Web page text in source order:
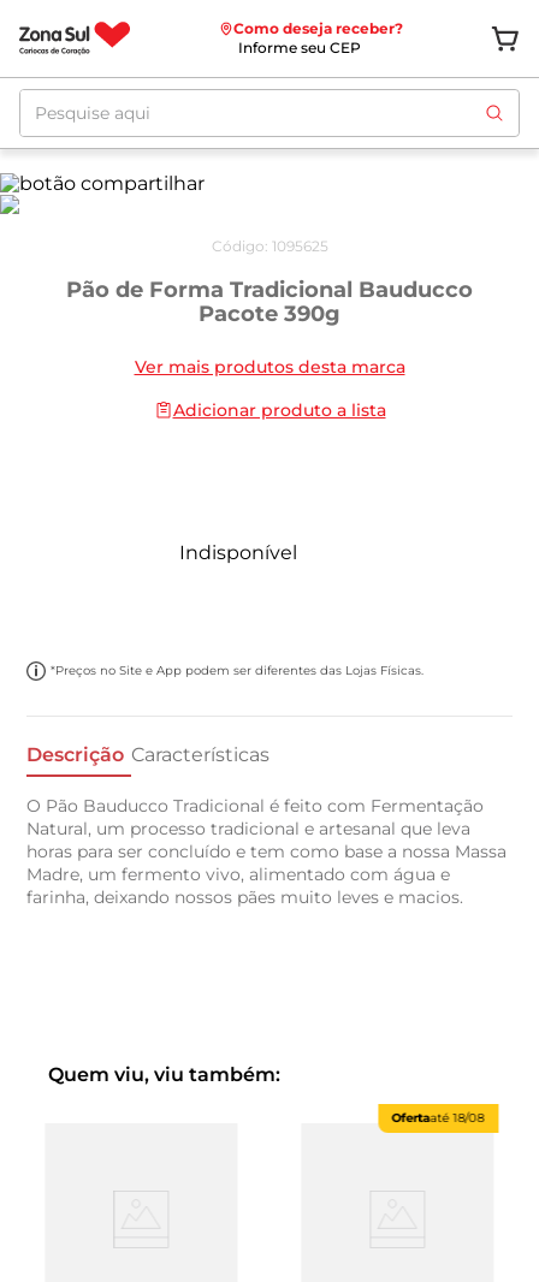
Como deseja receber?
Informe seu CEP
Pesquise aqui
Código: 1095625
Pão de Forma Tradicional Bauducco
Pacote 390g
Ver mais produtos desta marca
Adicionar produto a lista
Indisponível
*Preços no Site e App podem ser diferentes das Lojas Físicas.
Descrição Características
O Pão Bauducco Tradicional é feito com Fermentação
Natural, um processo tradicional e artesanal que leva
horas para ser concluído e tem como base a nossa Massa
Madre, um fermento vivo, alimentado com água e
farinha, deixando nossos pães muito leves e macios.
Quem viu, viu também:
Ofertaaté18/08